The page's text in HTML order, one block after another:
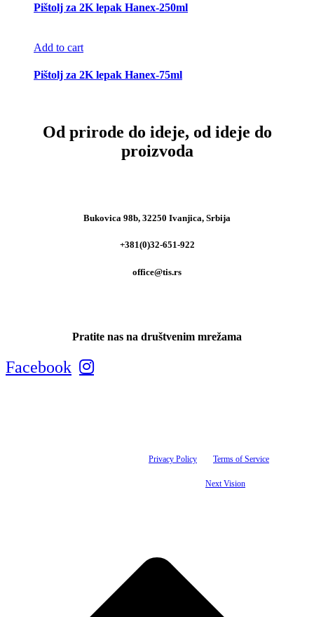
Pištolj za 2K lepak Hanex-250ml
Add to cart
Pištolj za 2K lepak Hanex-75ml
Od prirode do ideje, od ideje do
proizvoda
Bukovica 98b, 32250 Ivanjica, Srbija
+381(0)32-651-922
office@tis.rs
Pratite nas na društvenim mrežama
Facebook
Privacy Policy Terms of Service
Next Vision